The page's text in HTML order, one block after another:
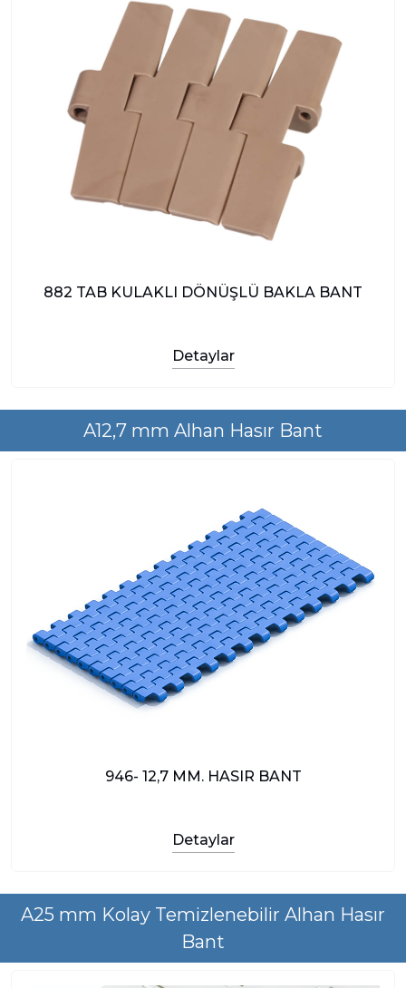
882 TAB KULAKLI DÖNÜŞLÜ BAKLA BANT
Detaylar
A12,7 mm Alhan Hasır Bant
946- 12,7 MM. HASIR BANT
Detaylar
A25 mm Kolay Temizlenebilir Alhan Hasır
Bant